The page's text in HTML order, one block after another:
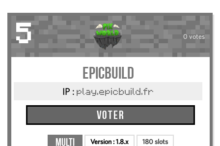
5 0 votes
EpicBuild
IP : play.epicbuild.fr
Voter
Multi Version :1.8.x 180 slots